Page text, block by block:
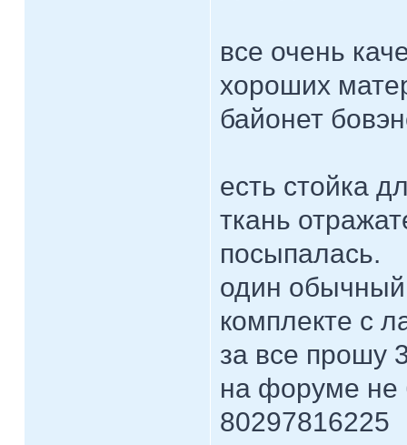
все очень
хороших
байонет
есть стойка
ткань
посыпалась.
один
комплекте с
за все прошу
на форуме не
80297816225